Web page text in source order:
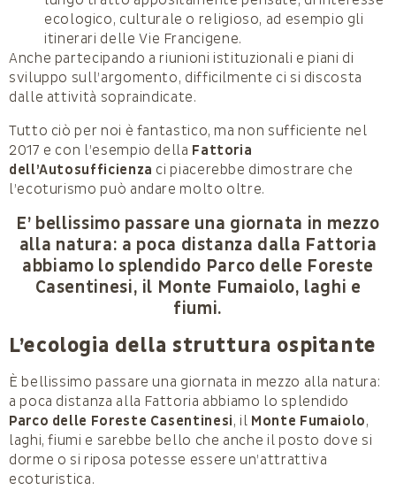
ecologico, culturale o religioso, ad esempio gli
itinerari delle Vie Francigene.
Anche partecipando a riunioni istituzionali e piani di
sviluppo sull’argomento, difficilmente ci si discosta
dalle attività sopraindicate.
Tutto ciò per noi è fantastico, ma non sufficiente nel
2017 e con l’esempio della Fattoria
dell’Autosufficienza ci piacerebbe dimostrare che
l’ecoturismo può andare molto oltre.
E’ bellissimo passare una giornata in mezzo
alla natura: a poca distanza dalla Fattoria
abbiamo lo splendido Parco delle Foreste
Casentinesi, il Monte Fumaiolo, laghi e
fiumi.
L’ecologia della struttura ospitante
È bellissimo passare una giornata in mezzo alla natura:
a poca distanza alla Fattoria abbiamo lo splendido
Parco delle Foreste Casentinesi, il Monte Fumaiolo,
laghi, fiumi e sarebbe bello che anche il posto dove si
dorme o si riposa potesse essere un’attrattiva
ecoturistica.